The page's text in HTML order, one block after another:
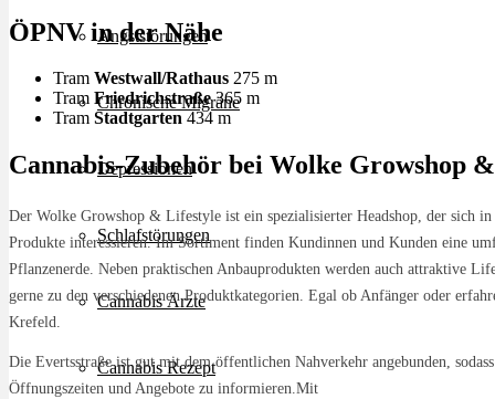
Angststörungen
Chronische Migräne
Depressionen
Schlafstörungen
Cannabis Ärzte
Cannabis Rezept
ÖPNV in der Nähe
Tram Westwall/Rathaus 275 m
Tram Friedrichstraße 365 m
Tram Stadtgarten 434 m
Cannabis-Zubehör bei Wolke Growshop
Der Wolke Growshop & Lifestyle ist ein spezialisierter Headshop, der sich
Produkte interessieren. Im Sortiment finden Kundinnen und Kunden eine
Pflanzenerde. Neben praktischen Anbauprodukten werden auch attraktive
gerne zu den verschiedenen Produktkategorien. Egal ob Anfänger oder
Krefeld.
Die Evertsstraße ist gut mit dem öffentlichen Nahverkehr angebunden,
Öffnungszeiten und Angebote zu informieren.Mit